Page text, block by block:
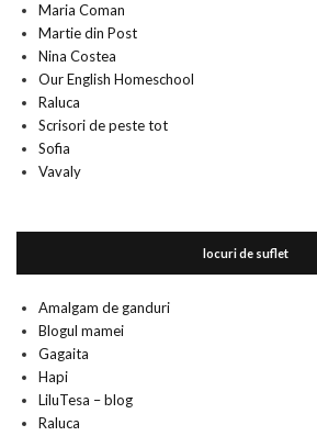
Maria Coman
Martie din Post
Nina Costea
Our English Homeschool
Raluca
Scrisori de peste tot
Sofia
Vavaly
locuri de suflet
Amalgam de ganduri
Blogul mamei
Gagaita
Hapi
LiluTesa – blog
Raluca